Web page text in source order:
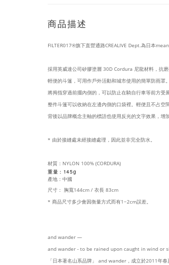
商品描述
FILTER017®旗下直營通路CREALIVE Dept.為日本
採用英威達公司矽膠塗層 30D Cordura 尼龍材料，抗
輕便的斗篷，可用作戶外活動和城市使用的簡單防雨罩。
將拇指穿過前擺內側的，可以防止在騎自行車等前方受
整件斗篷可以收納在左邊內側的口袋裡。輕便且不占空
背後以品牌概念主軸的標語也使用反光的文字效果，增
* 由於接縫處未經接縫處理，因此並非完全防水。
材質：NYLON 100% (CORDURA)
重量：145g
產地：中國
尺寸： 胸寬144cm / 衣長 83cm
* 商品尺寸多少會因衡量方式而有1~2cm誤差。
and wander —
and wander - to be rained upon caught in wind or
「日本著名山系品牌」 and wander，成立於2011年